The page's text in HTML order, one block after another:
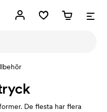
De flesta har flera